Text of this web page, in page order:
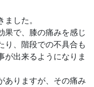
した。
果で、膝の痛みを感じ
り、階段での不具合も
が出来るようになりま
ありますが、その痛み